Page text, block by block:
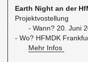
Earth Night an der
Pro­jekt­vo­stel­lung
- Wann? 20. Juni
- Wo? HFMDK
Mehr Infos